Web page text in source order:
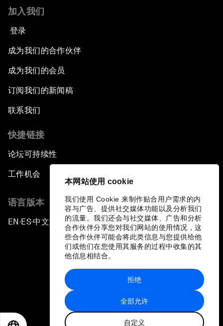
本网站使用 cookie
我们使用 Cookie 来制作贴合用户需求的内
容与广告、提供社交媒体功能以及分析我们
的流量。我们还会与社交媒体、广告和分析
合作伙伴分享您对我们网站的使用情况，这
些合作伙伴可能会将此类信息与您提供给他
们或他们在您使用其服务的过程中收集的其
他信息相结合。
全部允许
自定义
拒绝
加入我们
登录
成为我们的合作伙伴
成为我们的会员
订阅我们的新闻稿
联系我们
快捷链接
论坛可持续性
工作机会
语言版本
EN ▪ES▪中文▪ 日本語
站点地图